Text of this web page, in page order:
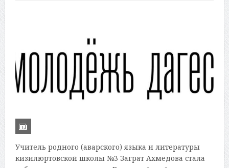
Учитель родного (аварского) языка и литературы
кизилюртовской школы №3 Заграт Ахмедова стала